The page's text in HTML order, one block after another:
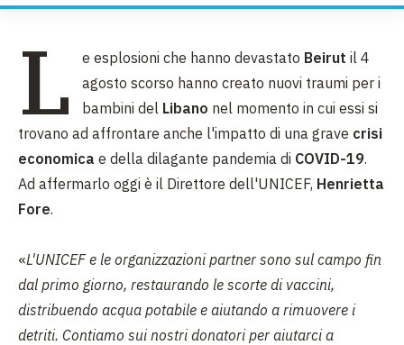
L e esplosioni che hanno devastato Beirut il 4
agosto scorso hanno creato nuovi traumi per i
bambini del Libano nel momento in cui essi si
trovano ad affrontare anche l'impatto di una grave crisi
economica e della dilagante pandemia di COVID-19.
Ad affermarlo oggi è il Direttore dell'UNICEF, Henrietta
Fore.
«L'UNICEF e le organizzazioni partner sono sul campo fin
dal primo giorno, restaurando le scorte di vaccini,
distribuendo acqua potabile e aiutando a rimuovere i
detriti. Contiamo sui nostri donatori per aiutarci a